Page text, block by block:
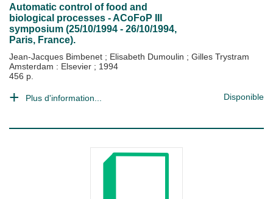
Automatic control of food and
biological processes - ACoFoP III
symposium (25/10/1994 - 26/10/1994,
Paris, France).
Jean-Jacques Bimbenet ; Elisabeth Dumoulin ; Gilles Trystram
Amsterdam : Elsevier ; 1994
456 p.
Plus d'information... Disponible